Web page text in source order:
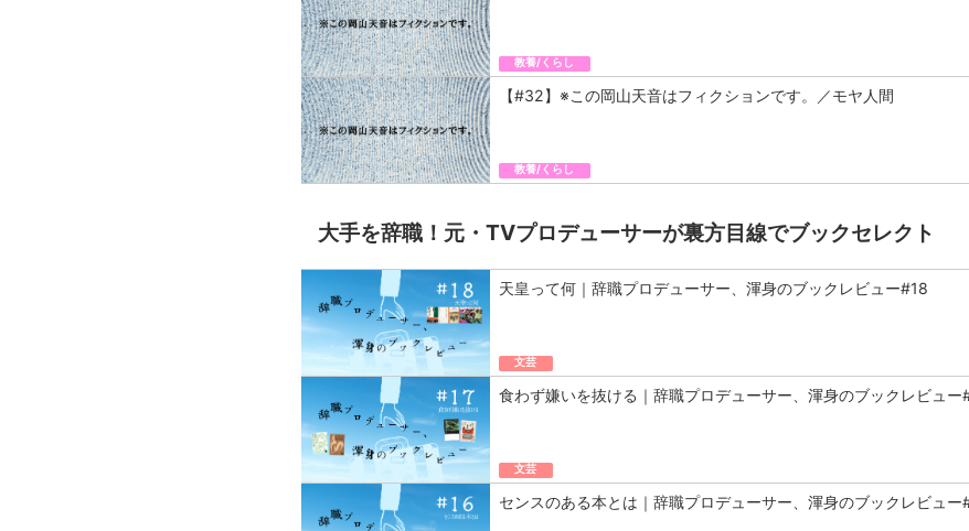
教養/くらし
【#32】※この岡山天音はフィクションです。／モヤ人間
教養/くらし
大手を辞職！元・TVプロデューサーが裏方目線でブックセレクト
天皇って何｜辞職プロデューサー、渾身のブックレビュー#18
文芸
食わず嫌いを抜ける｜辞職プロデューサー、渾身のブックレビュー
文芸
センスのある本とは｜辞職プロデューサー、渾身のブックレビュー